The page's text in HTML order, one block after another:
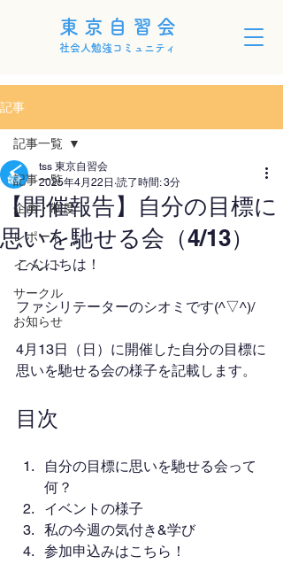
東京自習会
社会人勉強コミュニティ
記事
記事一覧
企画・制度
レポート
イベント
サークル
お知らせ
記事一覧
【開催報告】自分の目標に
思いを馳せる会（4/13）
tss 東京自習会
2025年4月22日 読了時間: 3分
こんにちは！
ファシリテーターのシオミです(^▽^)/
4月13日（日）に開催した自分の目標に
思いを馳せる会の様子を記載します。
目次
自分の目標に思いを馳せる会って
何？
イベントの様子
私の今週の気付き&学び
参加申込みはこちら！